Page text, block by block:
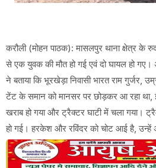
करौली (मोहन पाठक): मासलपुर थाना क्षेत्र के
से एक युवक की मौत हो गई एवं दो घायल हो गए।
ने बताया कि भूरखेड़ा निवासी भारत राम गुर्जर,
टेंट के समान को मानसर पर छोड़कर आ रहा था,
खराब हो गया और ट्रैक्टर घाटी में चला गया।
हो गई। हरकेश और रविंदर को चोट आई है, उन्हें